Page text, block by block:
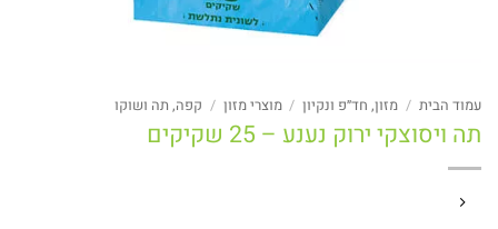
עמוד הבית / מזון, חד״פ ונקיון / מוצרי מזון / קפה, תה ושוקו
תה ויסוצקי ירוק נענע – 25 שקיקים